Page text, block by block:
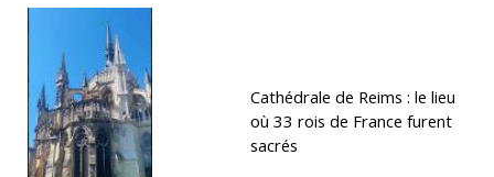
Cathédrale de Reims : le lieu
où 33 rois de France furent
sacrés